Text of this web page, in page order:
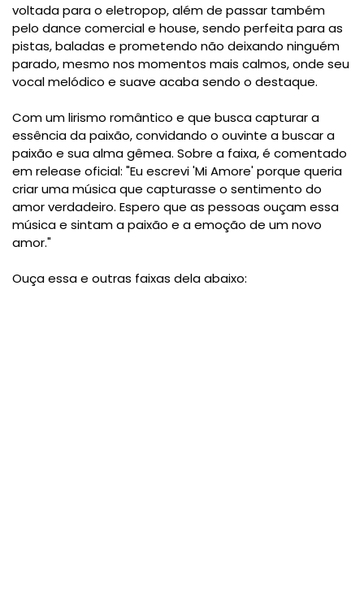
voltada para o eletropop, além de passar também
pelo dance comercial e house, sendo perfeita para as
pistas, baladas e prometendo não deixando ninguém
parado, mesmo nos momentos mais calmos, onde seu
vocal melódico e suave acaba sendo o destaque.
Com um lirismo romântico e que busca capturar a
essência da paixão, convidando o ouvinte a buscar a
paixão e sua alma gêmea. Sobre a faixa, é comentado
em release oficial: "Eu escrevi 'Mi Amore' porque queria
criar uma música que capturasse o sentimento do
amor verdadeiro. Espero que as pessoas ouçam essa
música e sintam a paixão e a emoção de um novo
amor."
Ouça essa e outras faixas dela abaixo: